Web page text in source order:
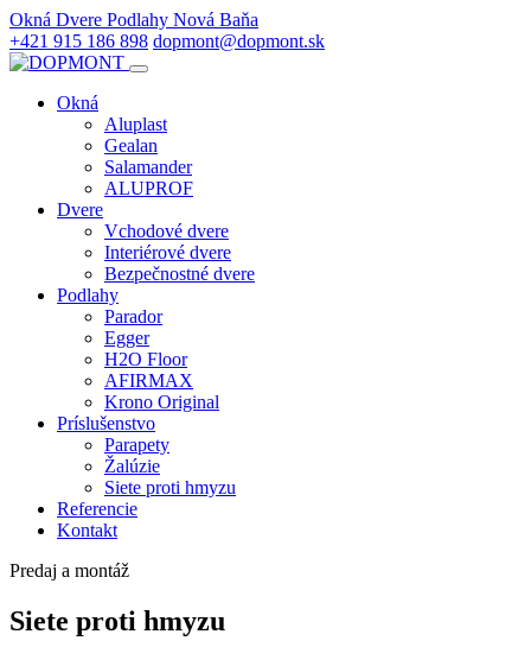
Okná Dvere Podlahy Nová Baňa
+421 915 186 898 dopmont@dopmont.sk
Okná
Aluplast
Gealan
Salamander
ALUPROF
Dvere
Vchodové dvere
Interiérové dvere
Bezpečnostné dvere
Podlahy
Parador
Egger
H2O Floor
AFIRMAX
Krono Original
Príslušenstvo
Parapety
Žalúzie
Siete proti hmyzu
Referencie
Kontakt
Predaj a montáž
Siete proti hmyzu